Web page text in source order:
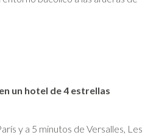
un hotel de 4 estrellas
y a 5 minutos de Versalles, Les